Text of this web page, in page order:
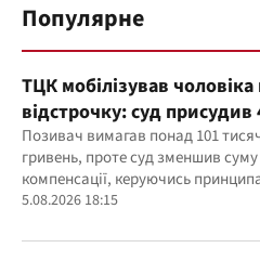
Популярне
ТЦК мобілізував
відстрочку: суд
компенсації
Позивач вимагав понад 101
гривень, проте суд зменшив суму
компенсації, керуючись
розумності та співмірності
5.08.2026 18:15